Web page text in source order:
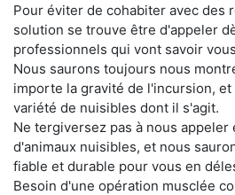
Pour éviter de cohabiter avec des
solution se trouve être d'appeler
professionnels qui vont savoir
Nous saurons toujours nous
importe la gravité de l'incursion,
variété de nuisibles dont il s'agit.
Ne tergiversez pas à nous
d'animaux nuisibles, et nous
fiable et durable pour vous en
Besoin d'une opération musclée